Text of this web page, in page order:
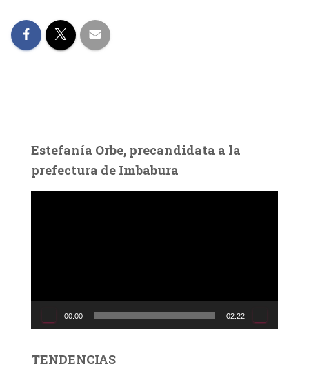
Estefanía Orbe, precandidata a la
prefectura de Imbabura
c
d
00:00 02:22
TENDENCIAS